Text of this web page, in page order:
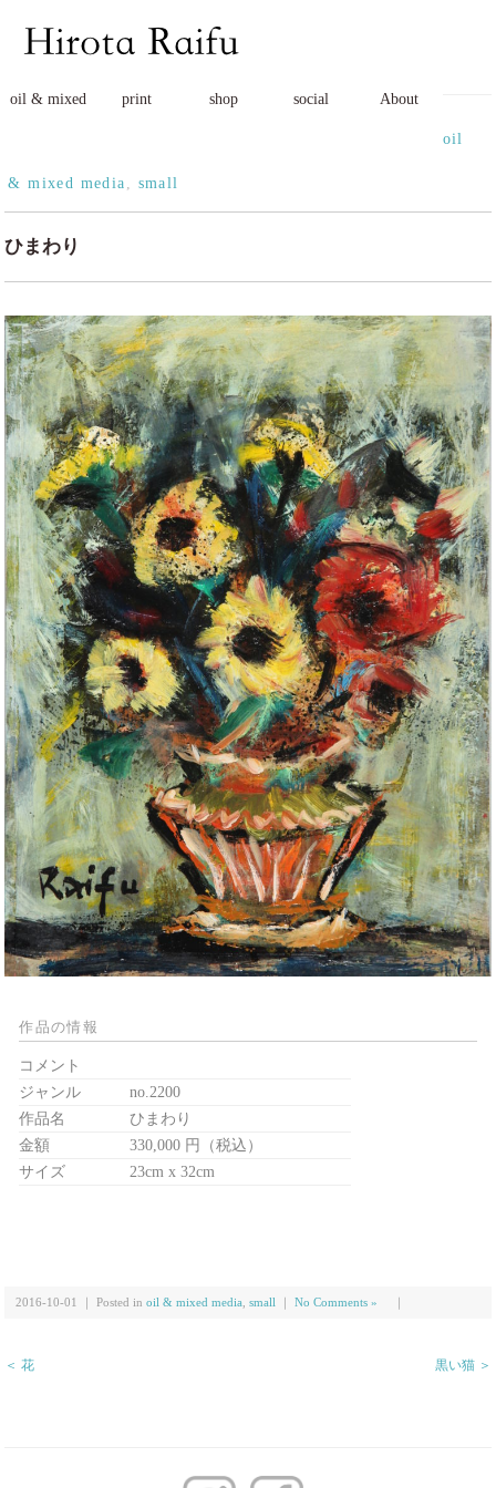
oil & mixed print shop social About
oil
& mixed media , small
ひまわり
作品の情報
コメント
ジャンル
no.2200
作品名
ひまわり
金額
330,000 円（税込）
サイズ
23cm x 32cm
2016-10-01 ｜ Posted inoil & mixed media,small ｜No Comments »
＜ 花 黒い猫 ＞